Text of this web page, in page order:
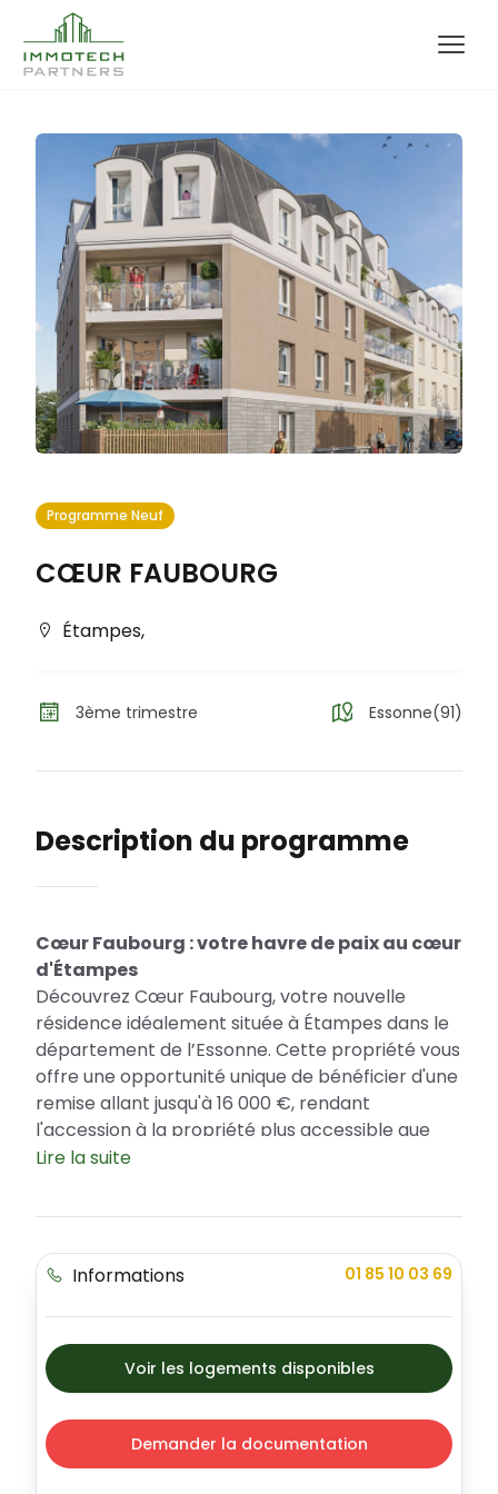
Programme Neuf
CŒUR FAUBOURG
Étampes,
3ème trimestre Essonne(91)
Description du programme
Cœur Faubourg : votre havre de paix au cœur
d'Étampes
Découvrez Cœur Faubourg, votre nouvelle
résidence idéalement située à Étampes dans le
département de l’Essonne. Cette propriété vous
offre une opportunité unique de bénéficier d'une
remise allant jusqu'à 16 000 €, rendant
l'accession à la propriété plus accessible que
jamais. De plus, grâce au Prêt à Taux Zéro en
d’achat en bénéficiant d’un emprunt à taux 0 %
Faubourg s'incarne par son élégance
néoclassique, sa modernité et sa diversité
offrant une gamme d'appartements allant du
studio au 4 pièces.
Emplacement de choix au cœur d'Étampes
Située à seulement 35 minutes de Paris-
Austerlitz en RER C, Étampes séduit par son art
de vivre authentique et son riche patrimoine
Lire la suite
Informations 01 85 10 03 69
Voir les logements disponibles
Demander la documentation